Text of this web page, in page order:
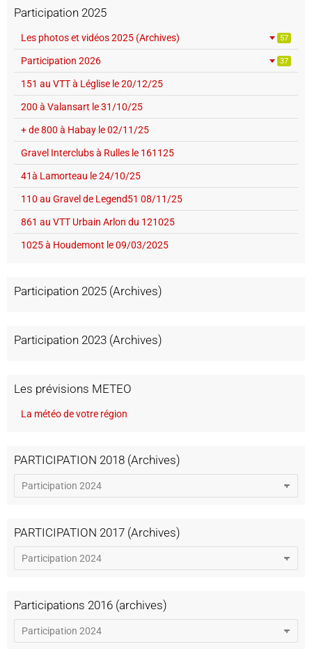
Participation 2025
Les photos et vidéos 2025 (Archives) 57
Participation 2026 37
151 au VTT à Léglise le 20/12/25
200 à Valansart le 31/10/25
+ de 800 à Habay le 02/11/25
Gravel Interclubs à Rulles le 161125
41à Lamorteau le 24/10/25
110 au Gravel de Legend51 08/11/25
861 au VTT Urbain Arlon du 121025
1025 à Houdemont le 09/03/2025
Participation 2025 (Archives)
Participation 2023 (Archives)
Les prévisions METEO
La météo de votre région
PARTICIPATION 2018 (Archives)
PARTICIPATION 2017 (Archives)
Participations 2016 (archives)